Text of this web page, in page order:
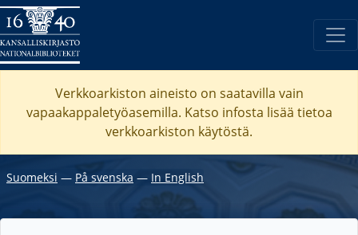
Verkkoarkiston aineisto on saatavilla vain
vapaakappaletyöasemilla. Katso infosta lisää tietoa
verkkoarkiston käytöstä.
Suomeksi ― På svenska ― In English